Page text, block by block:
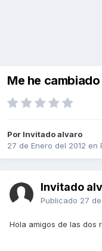
Me he
Por Invitado alvaro
27 de Enero del 2012 en
Invitado
Publicado 27
Hola amigos de las dos